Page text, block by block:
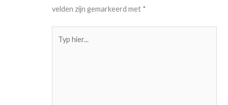
velden zijn gemarkeerd met *
hier...